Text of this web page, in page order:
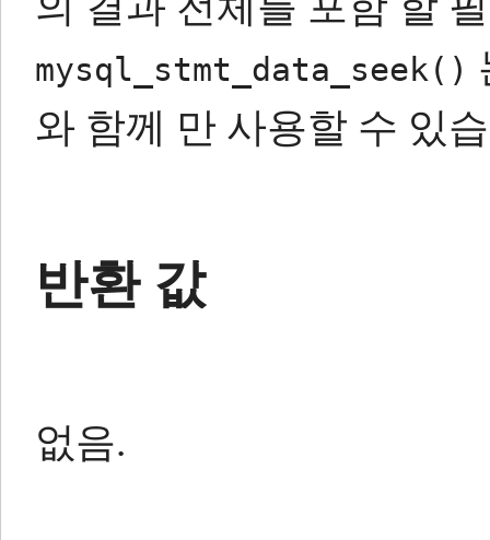
mysql_stmt_data_seek()
와 함께 만 사용할 수 있
반환 값
없음.